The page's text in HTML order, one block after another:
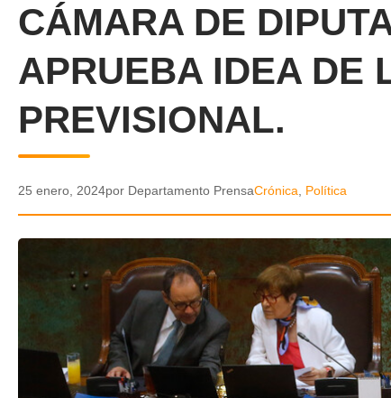
CÁMARA DE
APRUEBA IDEA DE
PREVISIONAL.
25 enero, 2024por Departamento PrensaCrónica Política